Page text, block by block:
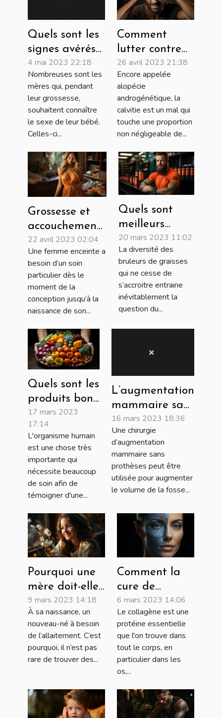
Quels sont les
signes avérés
qui
déterminent le
sexe d’un bébé
?
4 mai 2023 22:18
Nombreuses sont les
mères qui, pendant
leur grossesse,
souhaitent connaître
le sexe de leur bébé.
Celles-ci...
Comment
lutter contre
la calvitie ?
26 avril 2023 21:38
Encore appelée
alopécie
androgénétique, la
calvitie est un mal qui
touche une proportion
non négligeable de...
Grossesse et
accouchement :
Quels lits et
accessoires
faut-il à une
femme
enceinte et son
bébé ?
22 avril 2023 02:04
Une femme enceinte a
besoin d’un soin
particulier dès le
moment de la
conception jusqu’à la
naissance de son...
Quels sont
meilleurs
bruleurs de
graisses
homme et
femme ?
20 mars 2023 11:02
La diversité des
bruleurs de graisses
qui ne cesse de
s’accroitre entraine
inévitablement la
question du...
Quels sont les
produits bons
pour la santé
humaine ?
17 mars 2023
17:14
L'organisme humain
est une chose très
importante qui
nécessite beaucoup
de soin afin de
témoigner d'une...
L’augmentation
mammaire sans
prothèse
16 mars 2023 18:36
Une chirurgie
d’augmentation
mammaire sans
prothèses peut être
utilisée pour augmenter
le volume de la fosse...
Pourquoi une
mère doit-elle
allaiter son
nouveau-né ?
9 mars 2023 14:18
À sa naissance, un
nouveau-né à besoin
de l’allaitement. C’est
pourquoi, il n’est pas
rare de trouver des...
Comment la
cure de
collagène peut
améliorer
votre santé
globale
6 mars 2023 14:06
Le collagène est une
protéine essentielle
que l'on trouve dans
tout le corps, en
particulier dans les
os,...